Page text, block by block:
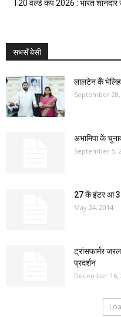
T20 वर्ल्ड कप 2026 : भारत
सभसँ बेसी
लालटेन केँ
September 28,
अभामिपा कें
September 5,
27 कें इंटर आ
May 24, 2014
ट्रांसफार्मर
प्रदर्शन
December 16,